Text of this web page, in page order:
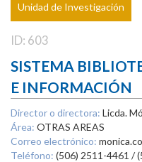
Unidad de Investigación
ID: 603
SISTEMA
E INFORMACIÓN
Director o directora: Licda.
Área: OTRAS AREAS
Correo electrónico:
Teléfono: (506) 2511-4461 /